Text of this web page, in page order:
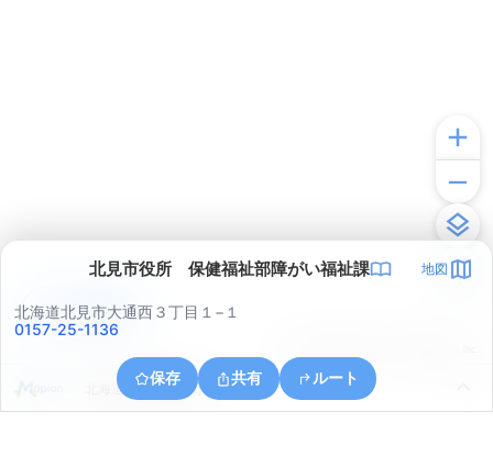
北見市役所 保健福祉部障がい福祉課 地図
北海道北見市大通西３丁目１−１
0157-25-1136
保存 共有 ルート
北海道北見市中央町３
アプリで見る